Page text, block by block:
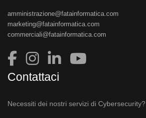
amministrazione@fatainformatica.com
marketing@fatainformatica.com
commerciali@fatainformatica.com
Contattaci
Necessiti dei nostri servizi di Cybersecurity?